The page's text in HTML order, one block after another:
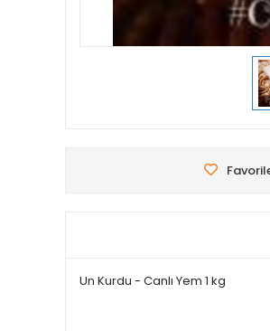
Un Kurdu - Canlı Yem 1 kg